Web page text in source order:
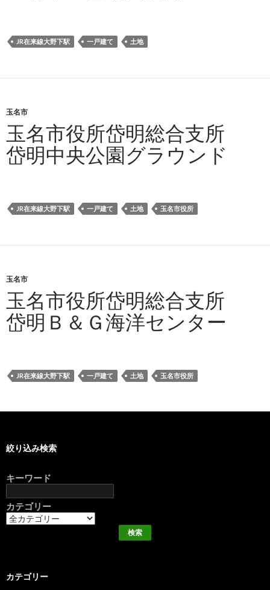
JR在来線大野下駅 一戸建て 土地
玉名市
玉名市役所岱明総合支所
岱明中央公園グラウンド
JR在来線大野下駅 一戸建て 土地 玉名市役所
玉名市
玉名市役所岱明総合支所
岱明Ｂ＆Ｇ海洋センター
JR在来線大野下駅 一戸建て 土地 玉名市役所
絞り込み検索
キーワード
カテゴリー
カテゴリー